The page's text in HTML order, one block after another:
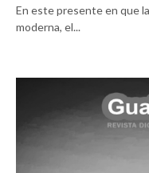
En este presente en que
moderna, el...